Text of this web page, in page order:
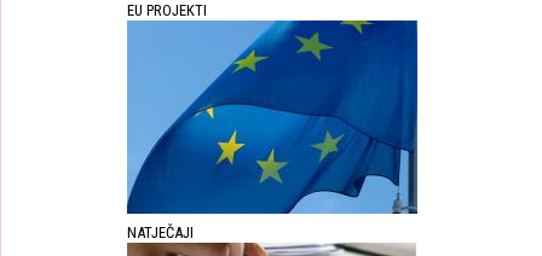
EU PROJEKTI
NATJEČAJI